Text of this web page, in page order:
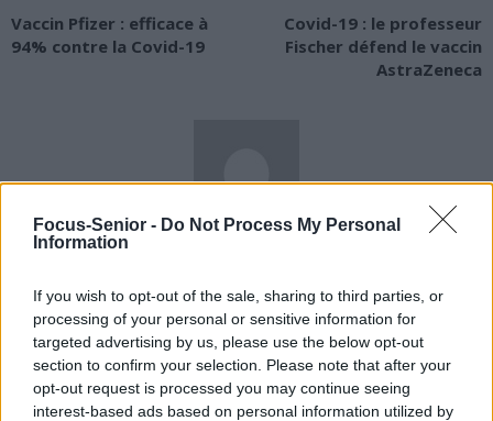
Focus-Senior - Do Not Process My Personal
Information
If you wish to opt-out of the sale, sharing to third parties, or
processing of your personal or sensitive information for
targeted advertising by us, please use the below opt-out
section to confirm your selection. Please note that after your
opt-out request is processed you may continue seeing
interest-based ads based on personal information utilized by
Vaccin Pfizer : efficace à
94% contre la Covid-19
Covid-19 : le professeur
Fischer défend le vaccin
AstraZeneca
RELATED ARTICLES MORE FROM AUTHOR